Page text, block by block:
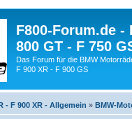
F800-Forum.de -
800 GT - F 750
Das Forum für die BMW
F 900 XR - F 900 GS
- F 900 XR - Allgemein » BMW-